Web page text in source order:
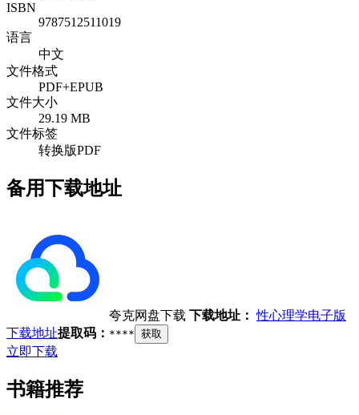
ISBN
9787512511019
语言
中文
文件格式
PDF+EPUB
文件大小
29.19 MB
文件标签
转换版PDF
备用下载地址
夸克网盘下载 下载地址：性心理学电子版
下载地址提取码： **** 获取
立即下载
书籍推荐